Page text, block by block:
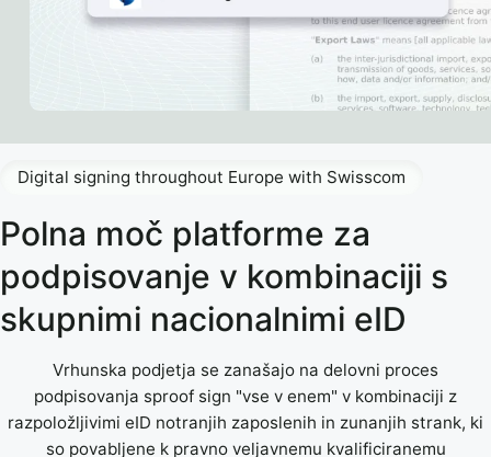
Polna moč platforme za
podpisovanje v kombinaciji s
skupnimi nacionalnimi eID
Vrhunska podjetja se zanašajo na delovni proces
podpisovanja sproof sign "vse v enem" v kombinaciji z
razpoložljivimi eID notranjih zaposlenih in zunanjih strank, ki
so povabljene k pravno veljavnemu kvalificiranemu
Digital signing throughout Europe with Swisscom